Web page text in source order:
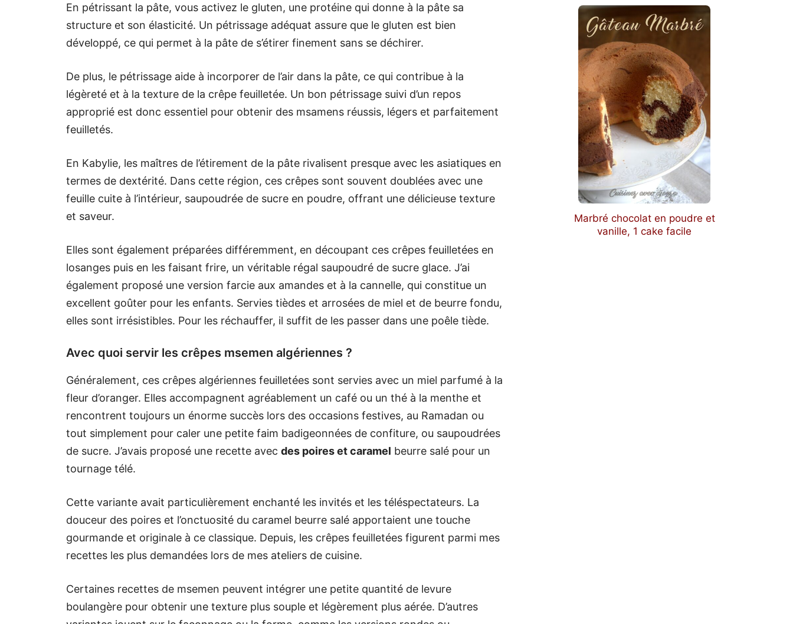
En pétrissant la pâte, vous activez le gluten, une protéine qui donne à la pâte sa
structure et son élasticité. Un pétrissage adéquat assure que le gluten est bien
développé, ce qui permet à la pâte de s’étirer finement sans se déchirer.
De plus, le pétrissage aide à incorporer de l’air dans la pâte, ce qui contribue à la
légèreté et à la texture de la crêpe feuilletée. Un bon pétrissage suivi d’un repos
approprié est donc essentiel pour obtenir des msamens réussis, légers et parfaitement
feuilletés.
En Kabylie, les maîtres de l’étirement de la pâte rivalisent presque avec les asiatiques en
termes de dextérité. Dans cette région, ces crêpes sont souvent doublées avec une
feuille cuite à l’intérieur, saupoudrée de sucre en poudre, offrant une délicieuse texture
et saveur.
Elles sont également préparées différemment, en découpant ces crêpes feuilletées en
losanges puis en les faisant frire, un véritable régal saupoudré de sucre glace. J’ai
également proposé une version farcie aux amandes et à la cannelle, qui constitue un
excellent goûter pour les enfants. Servies tièdes et arrosées de miel et de beurre fondu,
elles sont irrésistibles. Pour les réchauffer, il suffit de les passer dans une poêle tiède.
Avec quoi servir les crêpes msemen algériennes ?
Généralement, ces crêpes algériennes feuilletées sont servies avec un miel parfumé à la
fleur d’oranger. Elles accompagnent agréablement un café ou un thé à la menthe et
rencontrent toujours un énorme succès lors des occasions festives, au Ramadan ou
tout simplement pour caler une petite faim badigeonnées de confiture, ou saupoudrées
de sucre. J’avais proposé une recette avec des poires et caramel beurre salé pour un
tournage télé.
Cette variante avait particulièrement enchanté les invités et les téléspectateurs. La
douceur des poires et l’onctuosité du caramel beurre salé apportaient une touche
gourmande et originale à ce classique. Depuis, les crêpes feuilletées figurent parmi mes
recettes les plus demandées lors de mes ateliers de cuisine.
Certaines recettes de msemen peuvent intégrer une petite quantité de levure
boulangère pour obtenir une texture plus souple et légèrement plus aérée. D’autres
Marbré chocolat en poudre et
vanille, 1 cake facile